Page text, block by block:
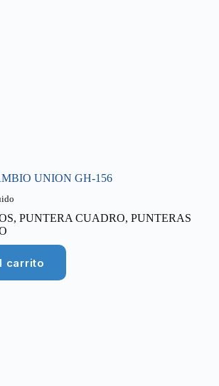
UNION GH-156
, PUNTERA CUADRO, PUNTERAS
carrito